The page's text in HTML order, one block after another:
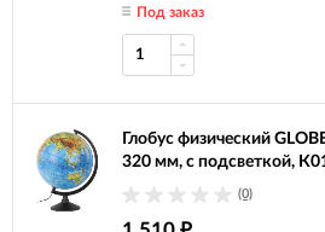
Под заказ
Глобус физический
320 мм, с подсветкой,
(0)